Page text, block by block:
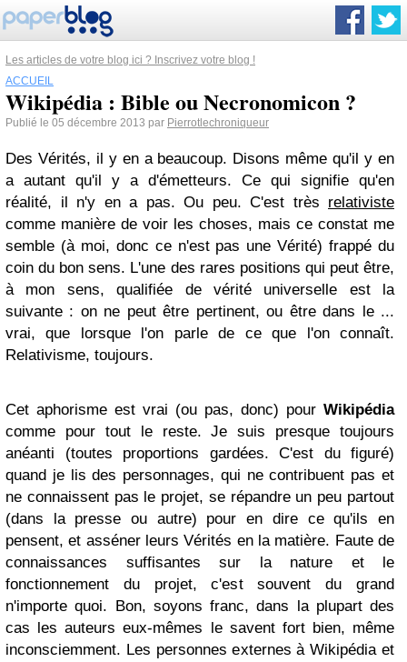
Les articles de votre blog ici ? Inscrivez votre blog !
ACCUEIL
Wikipédia : Bible ou Necronomicon ?
Publié le 05 décembre 2013 par Pierrotlechroniqueur
Des Vérités, il y en a beaucoup. Disons même qu'il y en
a autant qu'il y a d'émetteurs. Ce qui signifie qu'en
réalité, il n'y en a pas. Ou peu. C'est très relativiste
comme manière de voir les choses, mais ce constat me
semble (à moi, donc ce n'est pas une Vérité) frappé du
coin du bon sens. L'une des rares positions qui peut être,
à mon sens, qualifiée de vérité universelle est la
suivante : on ne peut être pertinent, ou être dans le ...
vrai, que lorsque l'on parle de ce que l'on connaît.
Relativisme, toujours.
Cet aphorisme est vrai (ou pas, donc) pour Wikipédia
comme pour tout le reste. Je suis presque toujours
anéanti (toutes proportions gardées. C'est du figuré)
quand je lis des personnages, qui ne contribuent pas et
ne connaissent pas le projet, se répandre un peu partout
(dans la presse ou autre) pour en dire ce qu'ils en
pensent, et asséner leurs Vérités en la matière. Faute de
connaissances suffisantes sur la nature et le
fonctionnement du projet, c'est souvent du grand
n'importe quoi. Bon, soyons franc, dans la plupart des
cas les auteurs eux-mêmes le savent fort bien, même
inconsciemment. Les personnes externes à Wikipédia et